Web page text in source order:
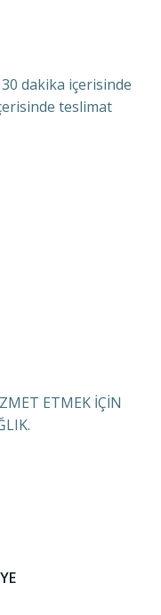
dakika içerisinde
teslimat
ETMEK İÇİN